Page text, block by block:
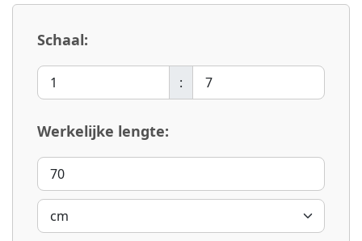
Schaal:
:
Werkelijke lengte: